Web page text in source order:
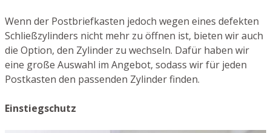
Wenn der Postbriefkasten jedoch wegen eines defekten
Schließzylinders nicht mehr zu öffnen ist, bieten wir auch
die Option, den Zylinder zu wechseln. Dafür haben wir
eine große Auswahl im Angebot, sodass wir für jeden
Postkasten den passenden Zylinder finden.
Einstiegschutz